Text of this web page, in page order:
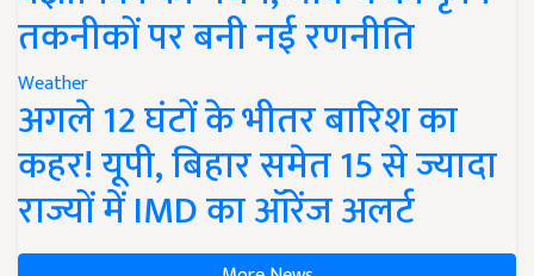
तकनीकों पर बनी नई रणनीति
Weather
अगले 12 घंटों के भीतर बारिश का
कहर! यूपी, बिहार समेत 15 से ज्यादा
राज्यों में IMD का ऑरेंज अलर्ट